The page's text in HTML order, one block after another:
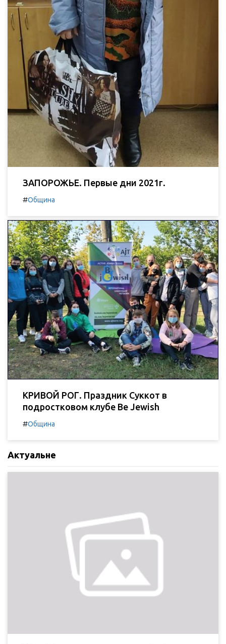
ЗАПОРОЖЬЕ. Первые дни 2021г.
#Община
КРИВОЙ РОГ. Праздник Суккот в
подростковом клубе Be Jewish
#Община
Актуальне